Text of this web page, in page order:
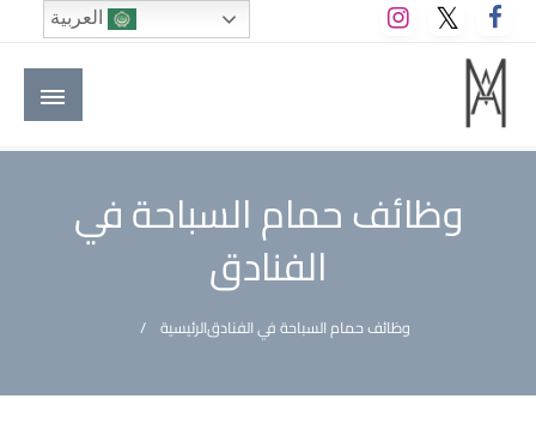
التخطي
إلى
المحتوى
M A hotels | إم ايه هوتيلز
الموقع الأول للعاملين في الفنادق في العالم العربي
وظائف حمام السباحة في
الفنادق
الرئيسيةوظائف حمام السباحة في الفنادق
العربية